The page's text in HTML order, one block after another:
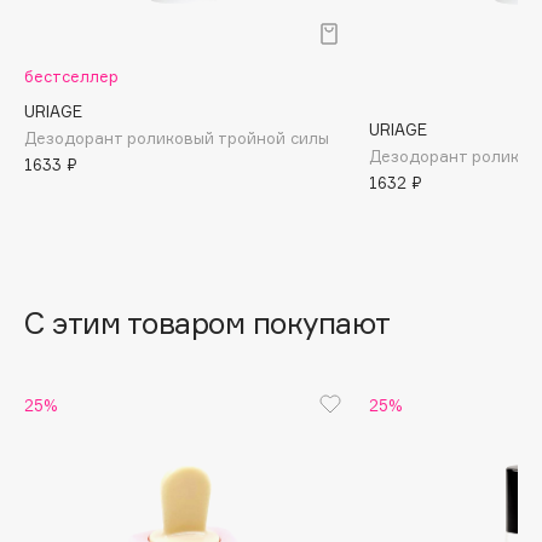
Babor
Balmain Hair Couture
ЭКСКЛЮЗИВ
Banderas
Bebble
бестселлер
URIAGE
Дезодорант роликовый тройной силы
1633 ₽
URIAGE
Дезодорант
1632 ₽
С этим товаром покупают
25% 25%